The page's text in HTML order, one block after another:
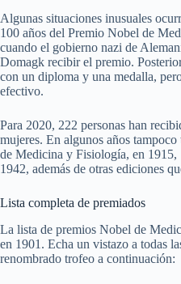
Algunas situaciones inusuales
100 años del Premio Nobel de
cuando el gobierno nazi de
Domagk recibir el premio.
con un diploma y una medalla,
efectivo.
Para 2020, 222 personas han
mujeres. En algunos años
de Medicina y Fisiología, en
1942, además de otras ediciones
Lista completa de premiados
La lista de premios Nobel de
en 1901. Echa un vistazo a todas
renombrado trofeo a continuación: